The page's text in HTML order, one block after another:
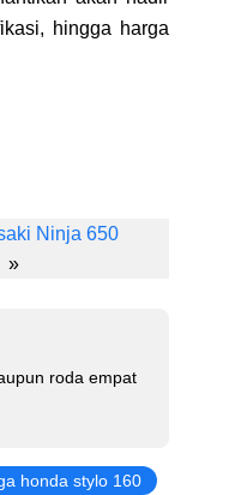
hingga harga
Ninja 650
»
roda empat
honda stylo 160